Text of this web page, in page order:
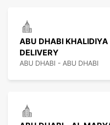
ABU DHABI KHALIDIYA
DELIVERY
ABU DHABI - ABU DHABI